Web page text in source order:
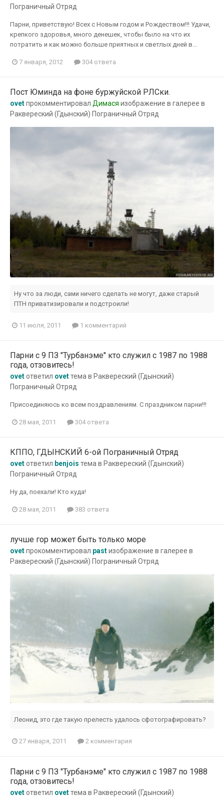
Пограничный Отряд
Парни, приветствую! Всех с Новым годом и Рождеством!!! Удачи,
крепкого здоровья, много денешек, чтобы было на что их
потратить и как можно больше приятных и светлых дней в...
7 января, 2012 304 ответа
Пост Юминда на фоне буржуйской РЛСки.
ovetпрокомментировал Димася изображение в галерее в
Раквереский (Гдынский) Пограничный Отряд
Ну что за люди, сами ничего сделать не могут, даже старый
ПТН приватизировали и подстроили!
11 июля, 2011 1 комментарий
Парни с 9 ПЗ "Турбанэме" кто служил с 1987 по 1988
года, отзовитесь!
ovetответил ovetтема в Раквереский (Гдынский)
Пограничный Отряд
Присоединяюсь ко всем поздравлениям. С праздником парни!!!
28 мая, 2011 304 ответа
КППО, ГДЫНСКИЙ 6-ой Пограничный Отряд
ovetответил benjois тема в Раквереский (Гдынский)
Пограничный Отряд
Ну да, поехали! Кто куда!
28 мая, 2011 383 ответа
лучше гор может быть только море
ovetпрокомментировал pastизображение в галерее в
Раквереский (Гдынский) Пограничный Отряд
Леонид, это где такую прелесть удалось сфотографировать?
27 января, 2011 2 комментария
Парни с 9 ПЗ "Турбанэме" кто служил с 1987 по 1988
года, отзовитесь!
ovetответил ovetтема в Раквереский (Гдынский)